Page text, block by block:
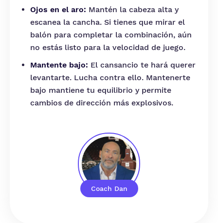
Coach Dan
Ojos en el aro: Mantén la cabeza alta y
escanea la cancha. Si tienes que mirar el
balón para completar la combinación, aún
no estás listo para la velocidad de juego.
Mantente bajo: El cansancio te hará querer
levantarte. Lucha contra ello. Mantenerte
bajo mantiene tu equilibrio y permite
cambios de dirección más explosivos.